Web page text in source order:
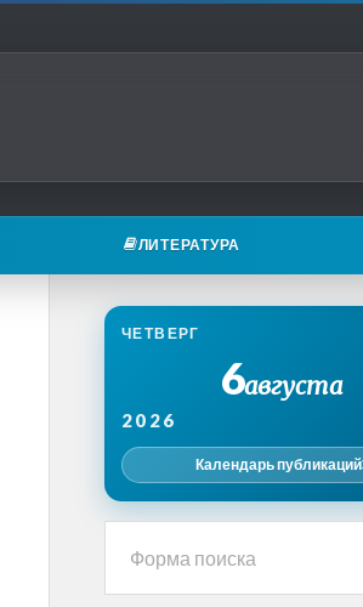
ЛИТЕРАТУРА
ЧЕТВЕРГ
6августа
2026
Календарь публикаций